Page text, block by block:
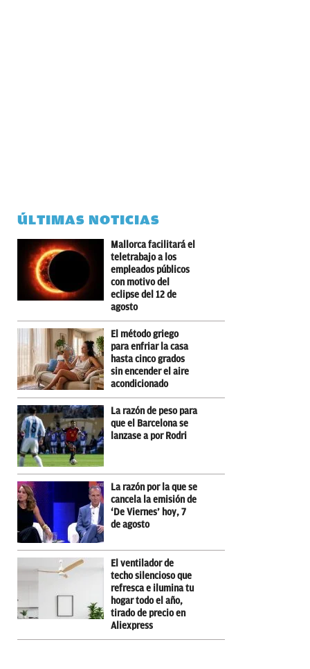
ÚLTIMAS NOTICIAS
Mallorca facilitará el
teletrabajo a los
empleados públicos
con motivo del
eclipse del 12 de
agosto
El método griego
para enfriar la casa
hasta cinco grados
sin encender el aire
acondicionado
La razón de peso para
que el Barcelona se
lanzase a por Rodri
La razón por la que se
cancela la emisión de
‘De Viernes’ hoy, 7
de agosto
El ventilador de
techo silencioso que
refresca e ilumina tu
hogar todo el año,
tirado de precio en
Aliexpress